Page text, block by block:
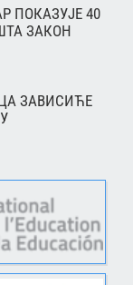
ПОКАЗУЈЕ 40
ЗАКОН
ЗАВИСИЋЕ